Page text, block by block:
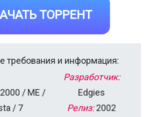
ТОРРЕНТ
требования и информация:
/ ME /
/ 7
Разработчик:
Edgies
Релиз:2002